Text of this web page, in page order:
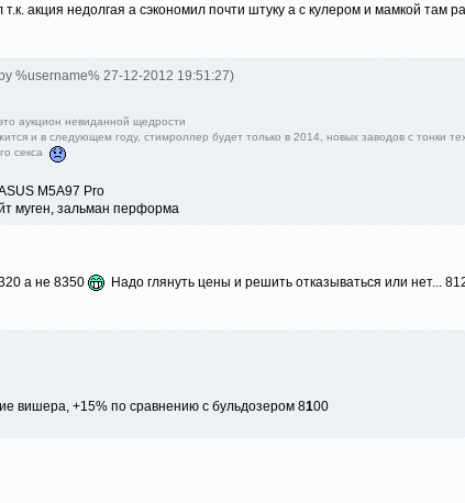
т.к. акция недолгая а сэкономил почти штуку а с кулером и мамкой
%username% 27-12-2012 19:51:27)
аукцион невиданной щедрости
и в следующем году, стимроллер будет только в 2014, новых заводов с тонки
секса
M5A97 Pro
муген, зальман перформа
а не 8350 Надо глянуть цены и решить отказываться или нет...
вишера, +15% по сравнению с бульдозером 8100